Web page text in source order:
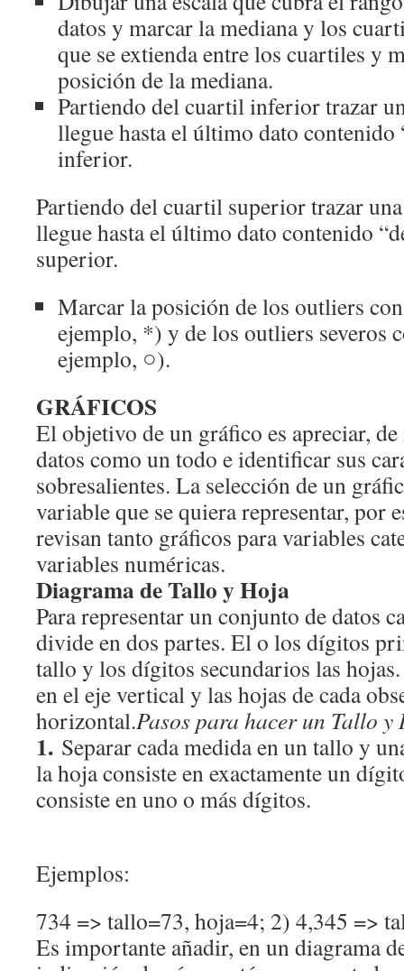
datos y marcar la mediana y los
que se extienda entre los cuartiles y
posición de la mediana.
Partiendo del cuartil inferior trazar
llegue hasta el último dato contenido
inferior.
Partiendo del cuartil superior trazar
llegue hasta el último dato contenido
superior.
Marcar la posición de los outliers
ejemplo, *) y de los outliers severos
ejemplo, ○).
GRÁFICOS
El objetivo de un gráfico es apreciar,
datos como un todo e identificar sus
sobresalientes. La selección de un
variable que se quiera representar, por
revisan tanto gráficos para variables
variables numéricas.
Diagrama de Tallo y Hoja
Para representar un conjunto de datos
divide en dos partes. El o los dígitos
tallo y los dígitos secundarios las
en el eje vertical y las hojas de cada
horizontal.Pasos para hacer un Tallo y
1. Separar cada medida en un tallo y
la hoja consiste en exactamente un
consiste en uno o más dígitos.
Ejemplos:
734 => tallo=73, hoja=4; 2) 4,345 =>
Es importante añadir, en un diagrama